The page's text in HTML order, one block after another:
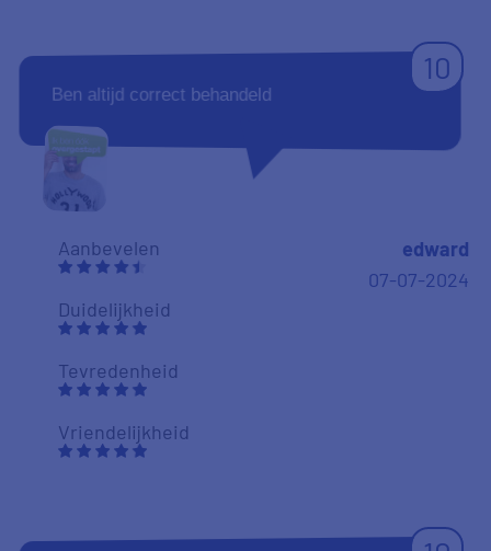
10
Ben altijd correct behandeld
Aanbevelen
Duidelijkheid
Tevredenheid
Vriendelijkheid
edward
07-07-2024